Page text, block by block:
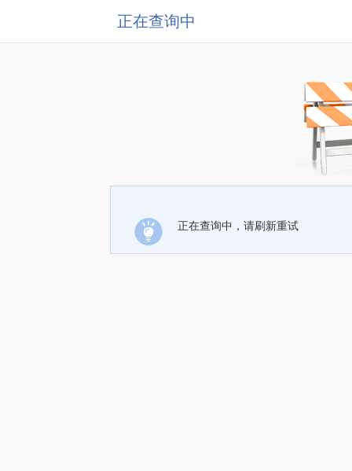
正在查询中
正在查询中，请刷新重试